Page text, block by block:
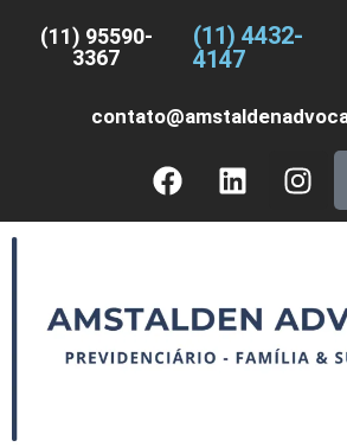
(11) 95590-
3367
(11) 4432-
4147